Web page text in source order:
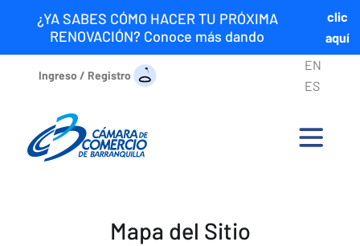
¿YA SABES CÓMO HACER TU PRÓXIMA
RENOVACIÓN? Conoce más dando
clic
aquí
Ingreso / Registro
EN
ES
Mapa del Sitio